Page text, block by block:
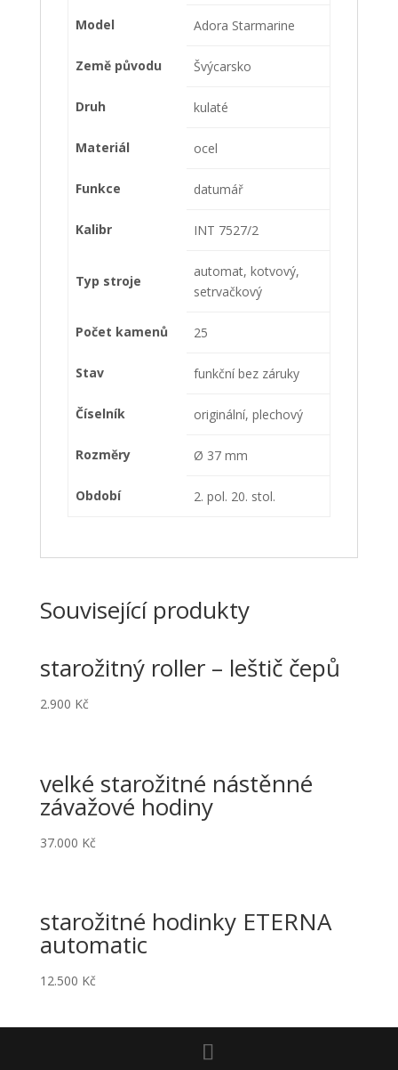
Model Adora Starmarine
Země původu Švýcarsko
Druh kulaté
Materiál ocel
Funkce datumář
Kalibr INT 7527/2
Typ stroje
automat, kotvový,
setrvačkový
Počet kamenů 25
Stav funkční bez záruky
Číselník originální, plechový
Rozměry Ø 37 mm
Období 2. pol. 20. stol.
Související produkty
starožitný roller – leštič čepů
2.900 Kč
velké starožitné nástěnné
závažové hodiny
37.000 Kč
starožitné hodinky ETERNA
automatic
12.500 Kč